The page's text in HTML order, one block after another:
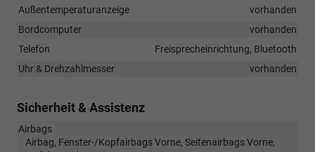
Außentemperaturanzeige
vorhanden
Bordcomputer
vorhanden
Telefon
Freisprecheinrichtung, Bluetooth
Uhr & Drehzahlmesser
vorhanden
Sicherheit & Assistenz
Airbags
Airbag, Fenster-/Kopfairbags Vorne, Seitenairbags Vorne,